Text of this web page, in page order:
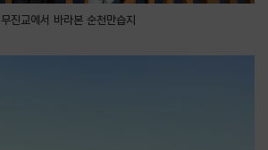
무진교에서 바라본 순천만습지